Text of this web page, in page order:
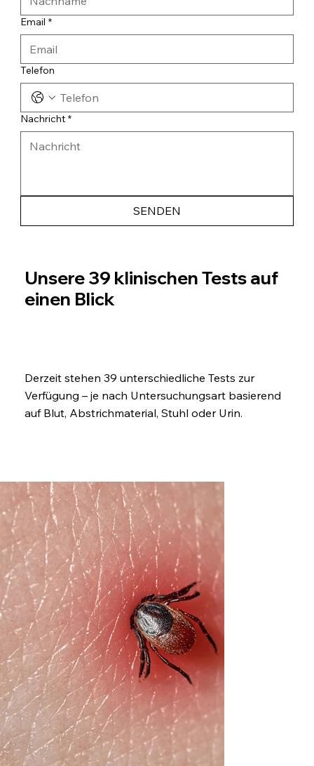
Email *
Telefon
Nachricht *
SENDEN
Unsere 39 klinischen Tests auf
einen Blick
Derzeit stehen 39 unterschiedliche Tests zur
Verfügung – je nach Untersuchungsart basierend
auf Blut, Abstrichmaterial, Stuhl oder Urin.